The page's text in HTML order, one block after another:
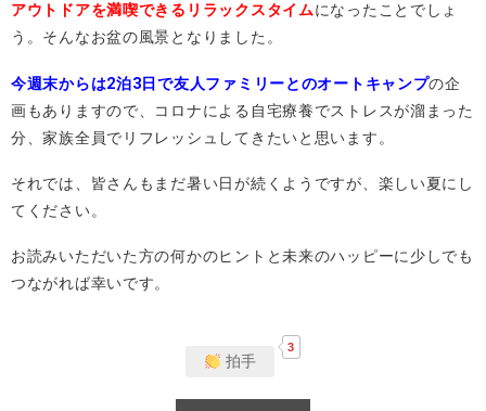
アウトドアを満喫できるリラックスタイムになったことでしょ
う。そんなお盆の風景となりました。
今週末からは2泊3日で友人ファミリーとのオートキャンプの企
画もありますので、コロナによる自宅療養でストレスが溜まった
分、家族全員でリフレッシュしてきたいと思います。
それでは、皆さんもまだ暑い日が続くようですが、楽しい夏にし
てください。
お読みいただいた方の何かのヒントと未来のハッピーに少しでも
つながれば幸いです。
拍手
3